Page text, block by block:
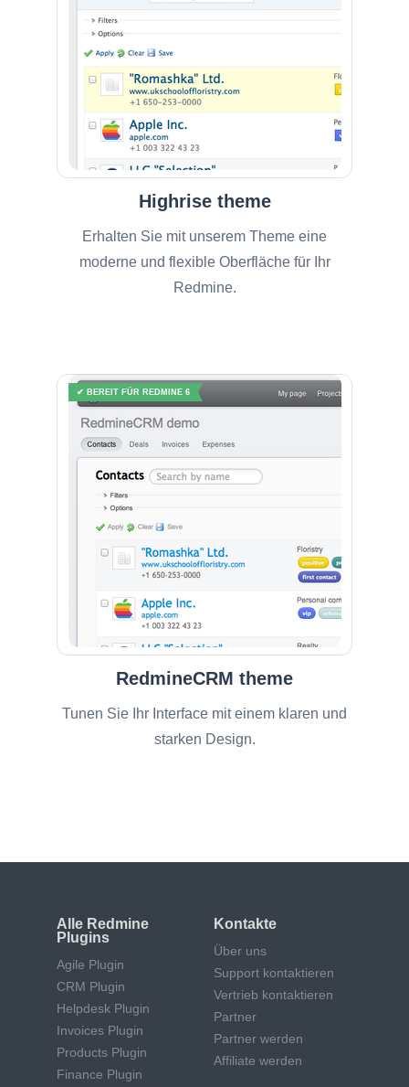
Highrise theme
Erhalten Sie mit unserem Theme eine
moderne und flexible Oberfläche für Ihr
Redmine.
✔ BEREIT FÜR REDMINE 6
RedmineCRM theme
Tunen Sie Ihr Interface mit einem klaren und
starken Design.
Alle Redmine
Plugins
Agile Plugin
CRM Plugin
Helpdesk Plugin
Invoices Plugin
Products Plugin
Finance Plugin
Kontakte
Über uns
Support kontaktieren
Vertrieb kontaktieren
Partner
Partner werden
Affiliate werden